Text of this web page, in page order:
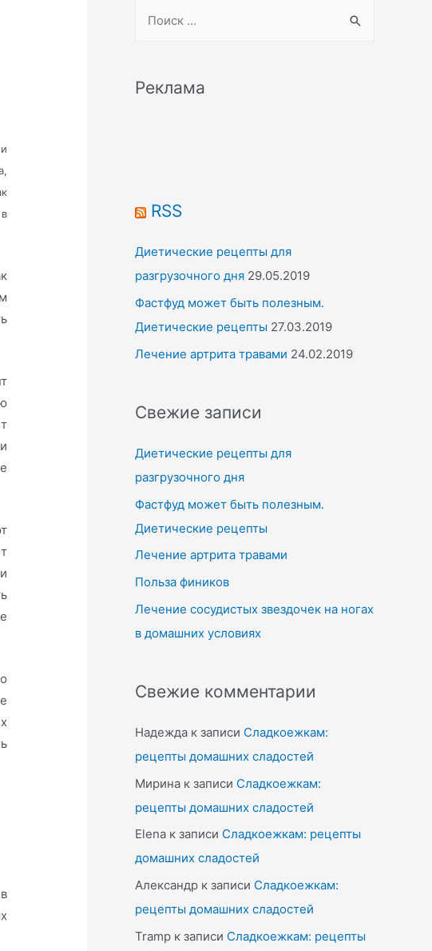
rРеклама
RSS
Диетические рецепты для
разгрузочного дня 29.05.2019
Фастфуд может быть полезным.
Диетические рецепты 27.03.2019
Лечение артрита травами 24.02.2019
Свежие записи
Диетические рецепты для
разгрузочного дня
Фастфуд может быть полезным.
Диетические рецепты
Лечение артрита травами
Польза фиников
Лечение сосудистых звездочек на ногах
в домашних условиях
Свежие комментарии
Надежда к записи Сладкоежкам:
рецепты домашних сладостей
Мирина к записи Сладкоежкам:
рецепты домашних сладостей
Elena к записи Сладкоежкам: рецепты
домашних сладостей
Александр к записи Сладкоежкам:
рецепты домашних сладостей
Tramp к записи Сладкоежкам: рецепты